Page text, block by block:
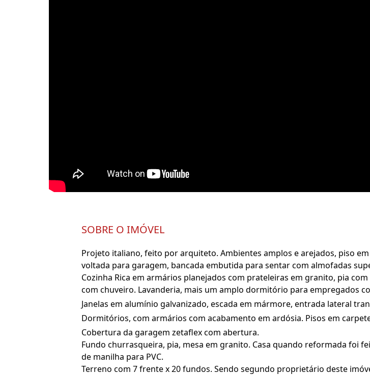
SOBRE O IMÓVEL
Projeto italiano, feito por arquiteto. Ambientes amplos e arejados, piso
voltada para garagem, bancada embutida para sentar com almofadas
Cozinha Rica em armários planejados com prateleiras em granito, pia
com chuveiro. Lavanderia, mais um amplo dormitório para empregados
Janelas em alumínio galvanizado, escada em mármore, entrada lateral
Dormitórios, com armários com acabamento em ardósia. Pisos em
Cobertura da garagem zetaflex com abertura.
Fundo churrasqueira, pia, mesa em granito. Casa quando reformada foi
de manilha para PVC.
Terreno com 7 frente x 20 fundos. Sendo segundo proprietário deste